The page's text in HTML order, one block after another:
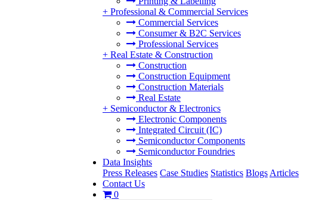
+ Professional & Commercial Services
Commercial Services
Consumer & B2C Services
Professional Services
+ Real Estate & Construction
Construction
Construction Equipment
Construction Materials
Real Estate
+ Semiconductor & Electronics
Electronic Components
Integrated Circuit (IC)
Semiconductor Components
Semiconductor Foundries
Data Insights
Press Releases Case Studies Statistics Blogs Articles
Contact Us
0